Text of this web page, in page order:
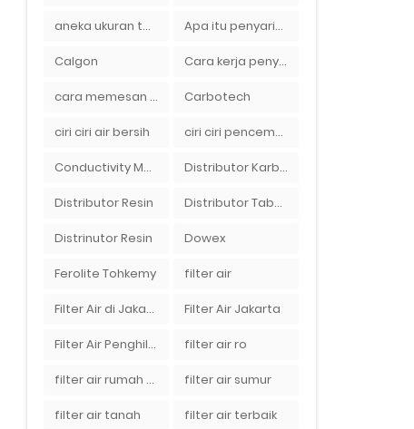
aneka ukuran tabung filter air Apa itu penyaringan air secara umum
Calgon Cara kerja penyaring air Ady Water dengan tabung FRP berisikan lapisan media filter air
cara memesan filter air Ady Wate Carbotech
ciri ciri air bersih ciri ciri pencemaran air sumur bor di rumah
Conductivity Meter Distributor Karbon Aktif
Distributor Resin Distributor Tabung Filter Air FRP1054 di Bandung
Distrinutor Resin Dowex
Ferolite Tohkemy filter air
Filter Air di Jakarta Filter Air Jakarta
Filter Air Penghilang Bau filter air ro
filter air rumah tangga filter air sumur
filter air tanah filter air terbaik